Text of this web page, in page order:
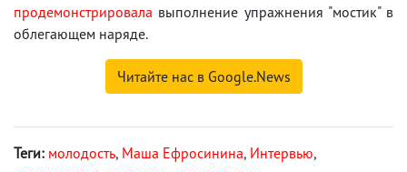
продемонстрировала выполнение упражнения "мостик" в
облегающем наряде.
Читайте нас в Google.News
Теги: молодость, Маша Ефросинина, Интервью,